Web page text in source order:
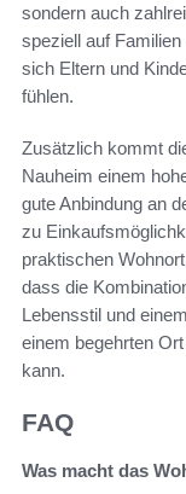
sondern auch
speziell auf
sich Eltern und
fühlen.
Zusätzlich kommt
Nauheim einem
gute Anbindung an
zu
praktischen
dass die
Lebensstil und
einem begehrten
kann.
FAQ
Was macht das